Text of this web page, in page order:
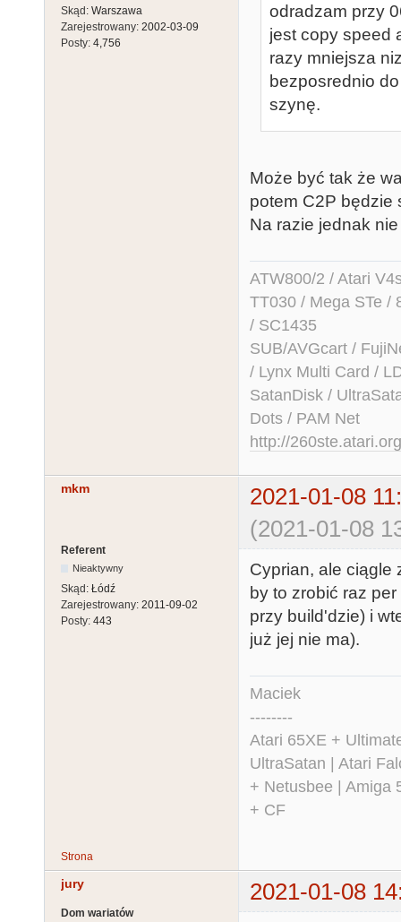
Skąd: Warszawa
Zarejestrowany: 2002-03-09
Posty: 4,756
odradzam przy
jest copy speed
razy mniejsza
bezposrednio
szynę.
Może być tak że
potem C2P będzie
Na razie jednak
ATW800/2 / Atari
TT030 / Mega STe /
/ SC1435
SUB/AVGcart /
/ Lynx Multi Card /
SatanDisk /
Dots / PAM Net
http://260ste.atari.org
mkm
2021-01-08
(2021-01-08
Referent
Nieaktywny
Skąd: Łódź
Zarejestrowany: 2011-09-02
Posty: 443
Cyprian, ale ciągle
by to zrobić raz
przy build'dzie) i
już jej nie ma).
Maciek
--------
Atari 65XE +
UltraSatan | Atari
+ Netusbee | Amiga
+ CF
Strona
jury 2021-01-08
Dom wariatów